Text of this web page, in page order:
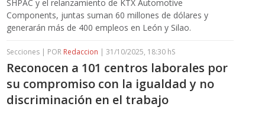
SHPAC y el relanzamiento de KTX Automotive
Components, juntas suman 60 millones de dólares y
generarán más de 400 empleos en León y Silao.
Secciones | POR Redaccion | 31/10/2025, 18:30 hS
Reconocen a 101 centros laborales por
su compromiso con la igualdad y no
discriminación en el trabajo